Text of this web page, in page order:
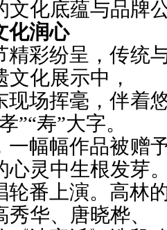
文化底蕴与品牌
化润心
精彩纷呈，传统
化展示中，
现场挥毫，伴着
”“寿”大字。
一幅幅作品被赠
心灵中生根发芽
轮番上演。高林
华、唐晓桦、